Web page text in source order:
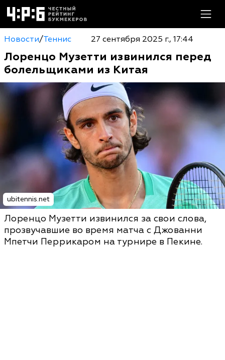
Новости/Теннис 27 сентября 2025 г., 17:44
Лоренцо Музетти извинился перед
болельщиками из Китая
ubitennis.net
Лоренцо Музетти извинился за свои слова,
прозвучавшие во время матча с Джованни
Мпетчи Перрикаром на турнире в Пекине.